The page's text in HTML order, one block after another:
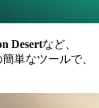
Desertなど、
単なツールで、